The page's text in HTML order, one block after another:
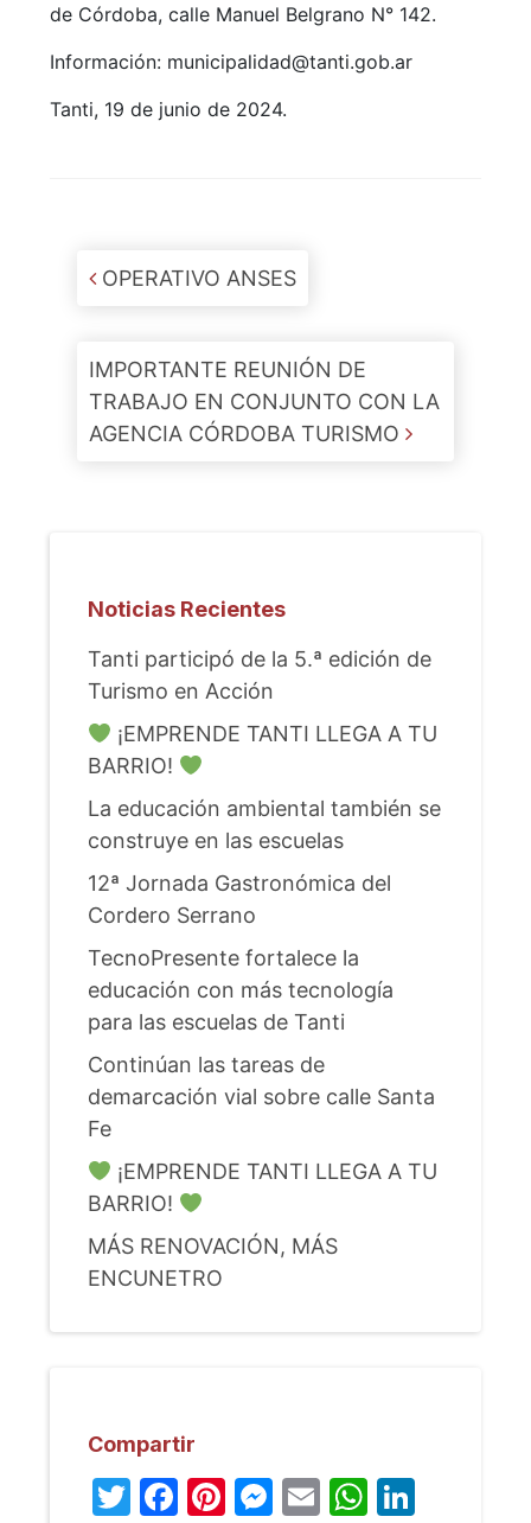
de Córdoba, calle Manuel Belgrano N° 142.
Información: municipalidad@tanti.gob.ar
Tanti, 19 de junio de 2024.
Post navigation
OPERATIVO ANSES
IMPORTANTE REUNIÓN DE
TRABAJO EN CONJUNTO CON LA
AGENCIA CÓRDOBA TURISMO
Noticias Recientes
Tanti participó de la 5.ª edición de
Turismo en Acción
¡EMPRENDE TANTI LLEGA A TU
BARRIO!
La educación ambiental también se
construye en las escuelas
12ª Jornada Gastronómica del
Cordero Serrano
TecnoPresente fortalece la
educación con más tecnología
para las escuelas de Tanti
Continúan las tareas de
demarcación vial sobre calle Santa
Fe
¡EMPRENDE TANTI LLEGA A TU
BARRIO!
MÁS RENOVACIÓN, MÁS
ENCUNETRO
Compartir
Twitter
Facebook
Pinterest
Messenger
Email